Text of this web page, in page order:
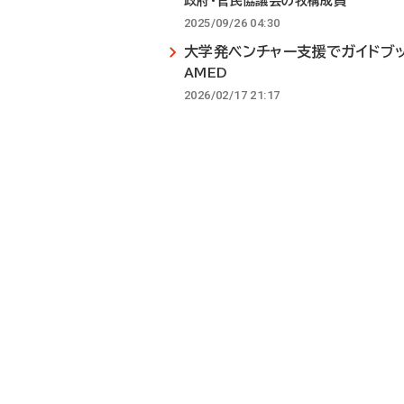
2025/09/26 04:30
大学発ベンチャー支援でガイドブ
AMED
2026/02/17 21:17